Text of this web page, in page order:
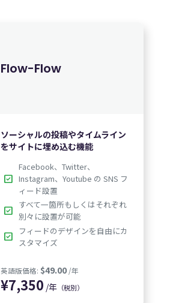
Flow-Flow
ソーシャルの投稿やタイムライン
をサイトに埋め込む機能
check_box
Facebook、Twitter、
Instagram、Youtube の SNS フ
ィード設置
check_box すべて一箇所もしくはそれぞれ
別々に設置が可能
check_box
フィードのデザインを自由にカ
スタマイズ
/年（税別）